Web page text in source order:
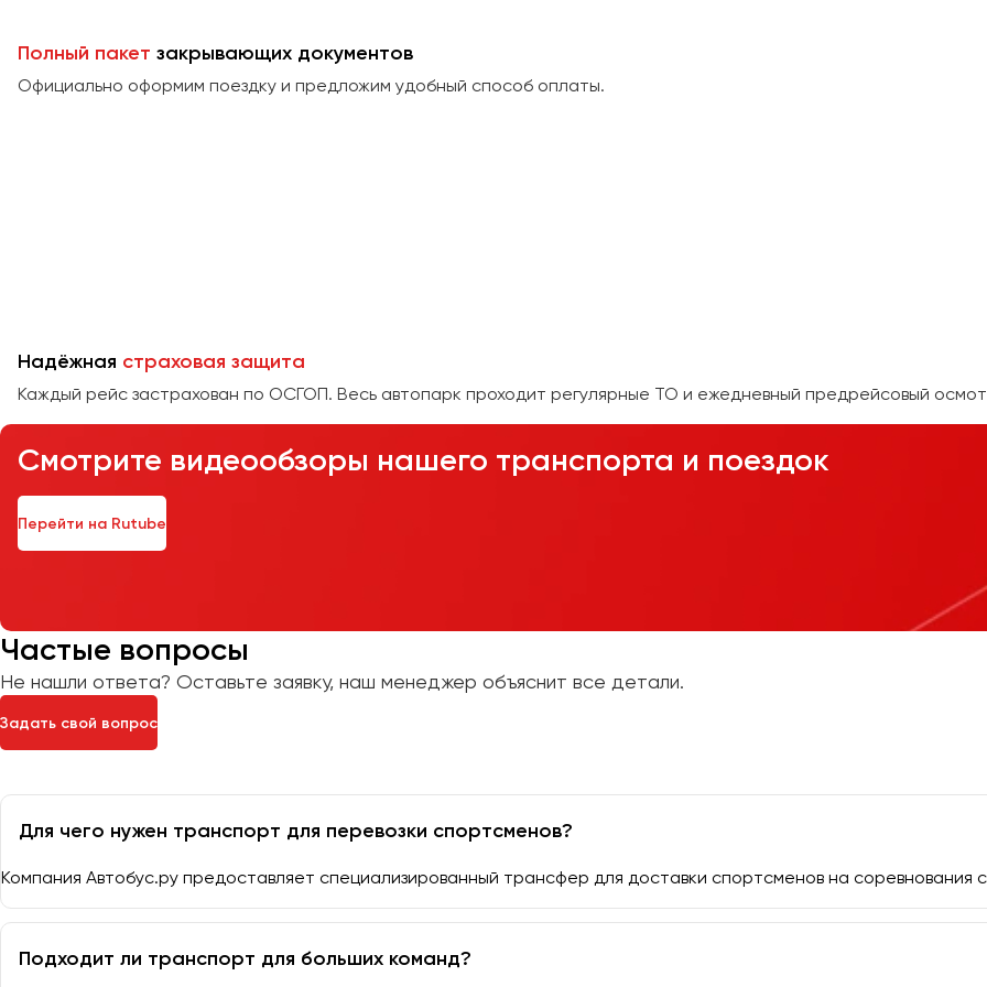
Полный пакет закрывающих документов
Официально оформим поездку и предложим удобный способ оплаты.
Надёжная страховая защита
Каждый рейс застрахован по ОСГОП. Весь автопарк проходит регулярные ТО и ежедневный предрейсовый
Смотрите видеообзоры нашего транспорта и поездок
Перейти на Rutube
Частые вопросы
Не нашли ответа? Оставьте заявку, наш менеджер объяснит все детали.
Задать свой вопрос
Для чего нужен транспорт для перевозки спортсменов?
Компания Автобус.ру предоставляет специализированный трансфер для доставки спортсменов на соревнования
Подходит ли транспорт для больших команд?